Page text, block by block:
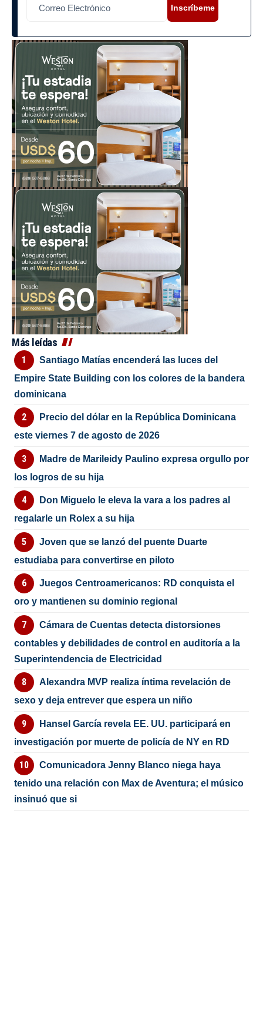
Inscríbeme
Más leídas
Santiago Matías encenderá las luces del
Empire State Building con los colores de la bandera
dominicana
Precio del dólar en la República Dominicana
este viernes 7 de agosto de 2026
Madre de Marileidy Paulino expresa orgullo por
los logros de su hija
Don Miguelo le eleva la vara a los padres al
regalarle un Rolex a su hija
Joven que se lanzó del puente Duarte
estudiaba para convertirse en piloto
Juegos Centroamericanos: RD conquista el
oro y mantienen su dominio regional
Cámara de Cuentas detecta distorsiones
contables y debilidades de control en auditoría a la
Superintendencia de Electricidad
Alexandra MVP realiza íntima revelación de
sexo y deja entrever que espera un niño
Hansel García revela EE. UU. participará en
investigación por muerte de policía de NY en RD
Comunicadora Jenny Blanco niega haya
tenido una relación con Max de Aventura; el músico
insinuó que si